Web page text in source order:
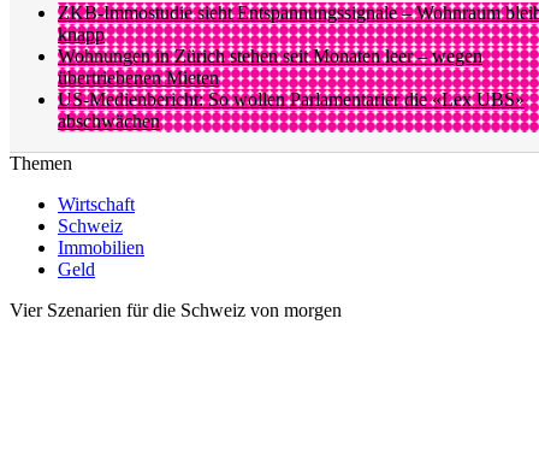
ZKB-Immostudie sieht Entspannungssignale – Wohnraum
knapp
Wohnungen in Zürich stehen seit Monaten leer – wegen
übertriebenen Mieten
US-Medienbericht: So wollen Parlamentarier die «Lex UBS»
abschwächen
Themen
Wirtschaft
Schweiz
Immobilien
Geld
Vier Szenarien für die Schweiz von morgen